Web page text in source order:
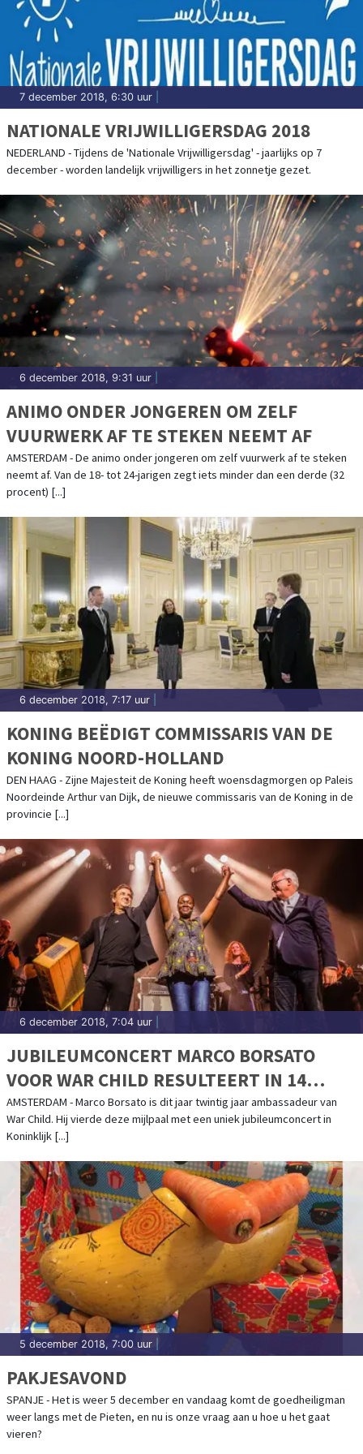
7 december 2018, 6:30 uur
NATIONALE VRIJWILLIGERSDAG 2018
NEDERLAND - Tijdens de 'Nationale Vrijwilligersdag' - jaarlijks op 7
december - worden landelijk vrijwilligers in het zonnetje gezet.
6 december 2018, 9:31 uur
ANIMO ONDER JONGEREN OM ZELF
VUURWERK AF TE STEKEN NEEMT AF
AMSTERDAM - De animo onder jongeren om zelf vuurwerk af te steken
neemt af. Van de 18- tot 24-jarigen zegt iets minder dan een derde (32
procent) [...]
6 december 2018, 7:17 uur
KONING BEËDIGT COMMISSARIS VAN DE
KONING NOORD-HOLLAND
DEN HAAG - Zijne Majesteit de Koning heeft woensdagmorgen op Paleis
Noordeinde Arthur van Dijk, de nieuwe commissaris van de Koning in de
provincie [...]
6 december 2018, 7:04 uur
JUBILEUMCONCERT MARCO BORSATO
VOOR WAR CHILD RESULTEERT IN 14
VEILIGE PLEKKEN VOOR
OORLOGSKINDEREN
AMSTERDAM - Marco Borsato is dit jaar twintig jaar ambassadeur van
War Child. Hij vierde deze mijlpaal met een uniek jubileumconcert in
Koninklijk [...]
5 december 2018, 7:00 uur
PAKJESAVOND
SPANJE - Het is weer 5 december en vandaag komt de goedheiligman
weer langs met de Pieten, en nu is onze vraag aan u hoe u het gaat
vieren?